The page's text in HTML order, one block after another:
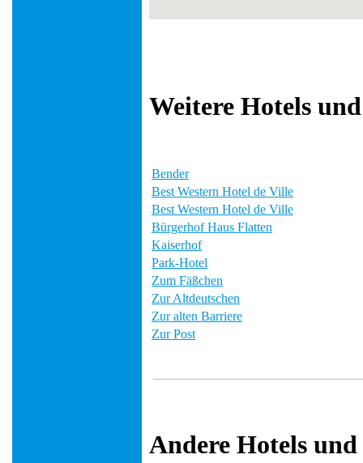
Weitere Hotels
Bender
Best Western Hotel de Ville
Best Western Hotel de Ville
Bürgerhof Haus Flatten
Kaiserhof
Park-Hotel
Zum Fäßchen
Zur Altdeutschen
Zur alten Barriere
Zur Post
Andere Hotels und